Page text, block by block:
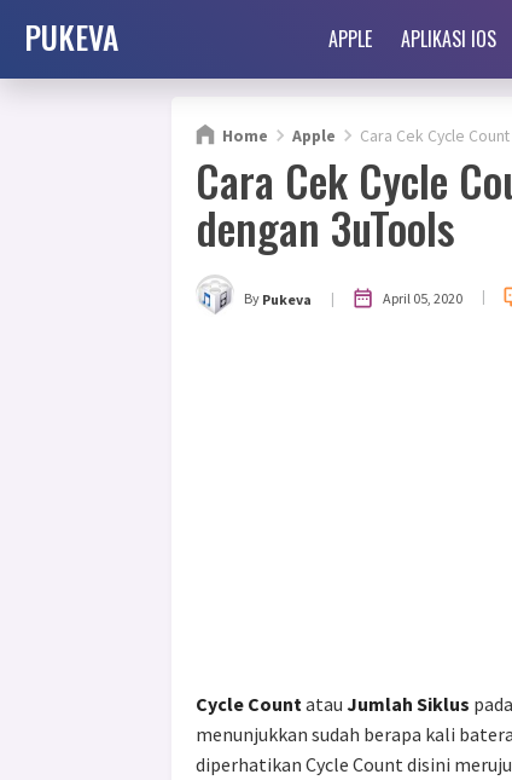
PUKEVA APPLE APLIKASI IOS
Home Apple Cara Cek Cycle
Cara Cek Cycle
dengan 3uTools
By Pukeva | April 05, 2020 |
Cycle Count atau Jumlah Siklus
menunjukkan sudah berapa kali
diperhatikan Cycle Count disini